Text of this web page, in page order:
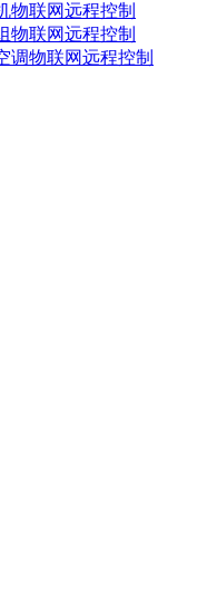
物联网远程控制
物联网远程控制
调物联网远程控制